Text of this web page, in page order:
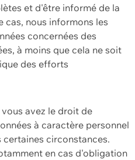
et d'être informé de la
cas, nous informons les
concernées des
à moins que cela ne soit
des efforts
avez le droit de
à caractère personnel
circonstances.
en cas d'obligation